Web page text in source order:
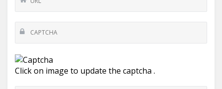
Click on image to update the captcha .